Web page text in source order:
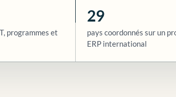
programmes et
29
pays coordonnés sur un
ERP international